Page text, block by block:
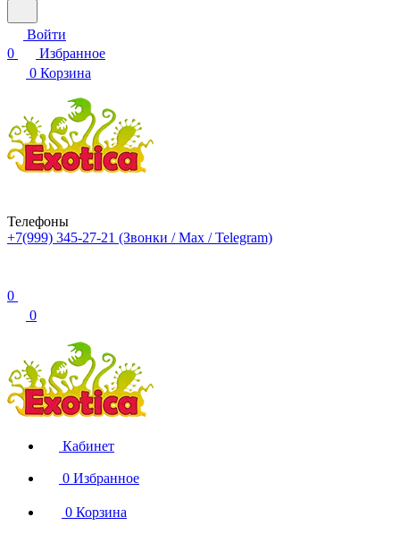
Войти
0
Избранное
0 Корзина
Телефоны
+7(999) 345-27-21 (Звонки / Max / Telegram)
0
0
Кабинет
0 Избранное
0 Корзина